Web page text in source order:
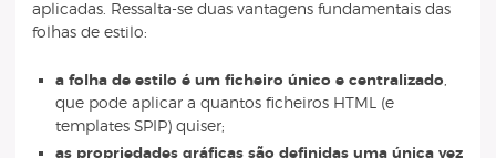
aplicadas. Ressalta-se duas vantagens fundamentais das
folhas de estilo:
a folha de estilo é um ficheiro único e centralizado
que pode aplicar a quantos ficheiros HTML (e
templates SPIP) quiser;
as propriedades gráficas são definidas uma única vez